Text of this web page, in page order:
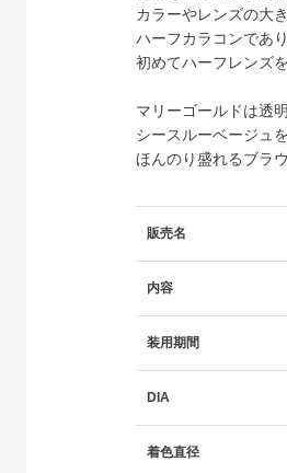
カラーやレンズの大
ハーフカラコンであ
初めてハーフレンズ
マリーゴールドは透
シースルーベージュ
ほんのり盛れるブラ
販売名
内容
装用期間
DIA
着色直径